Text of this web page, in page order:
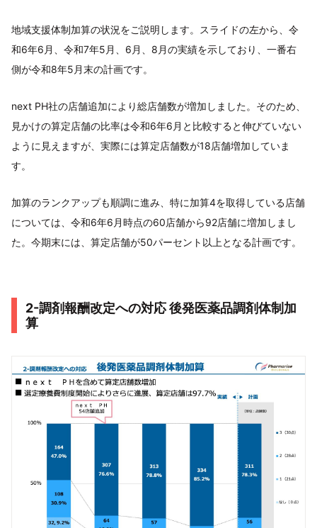
地域支援体制加算の状況をご説明します。スライドの左から、令
和6年6月、令和7年5月、6月、8月の実績を示しており、一番右
側が令和8年5月末の計画です。
next PH社の店舗追加により総店舗数が増加しました。そのため、
見かけの算定店舗の比率は令和6年6月と比較すると伸びていない
ように見えますが、実際には算定店舗数が18店舗増加していま
す。
加算のランクアップも順調に進み、特に加算4を取得している店舗
については、令和6年6月時点の60店舗から92店舗に増加しまし
た。今期末には、算定店舗が50パーセント以上となる計画です。
2-調剤報酬改定への対応 後発医薬品調剤体制加
算